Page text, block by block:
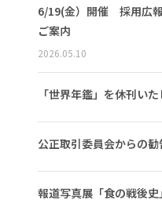
6/19(金）開催 採用広
ご案内
2026.05.10
「世界年鑑」を休刊い
公正取引委員会からの
報道写真展「食の戦後